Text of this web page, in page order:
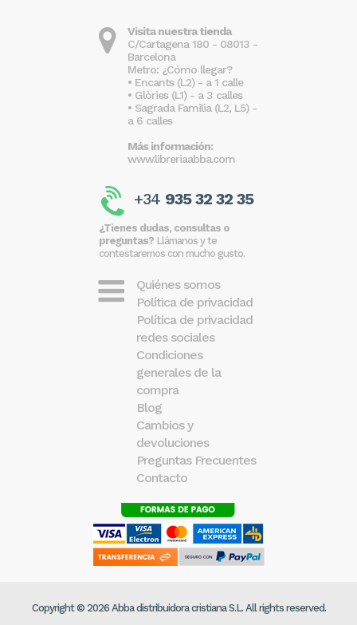
Visita nuestra tienda
C/Cartagena 180 - 08013 -
Barcelona
Metro: ¿Cómo llegar?
• Encants (L2) - a 1 calle
• Glòries (L1) - a 3 calles
• Sagrada Familia (L2, L5) -
a 6 calles
Más información:
www.libreriaabba.com
+34 935 32 32 35
¿Tienes dudas, consultas o
preguntas? Llámanos y te
contestaremos con mucho gusto.
Quiénes somos
Política de privacidad
Política de privacidad
redes sociales
Condiciones
generales de la
compra
Blog
Cambios y
devoluciones
Preguntas Frecuentes
Contacto
Copyright © 2026 Abba distribuidora cristiana S.L. All rights reserved.